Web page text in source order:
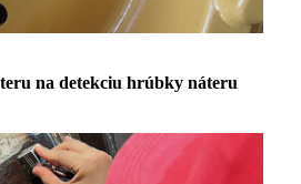
na detekciu hrúbky náteru